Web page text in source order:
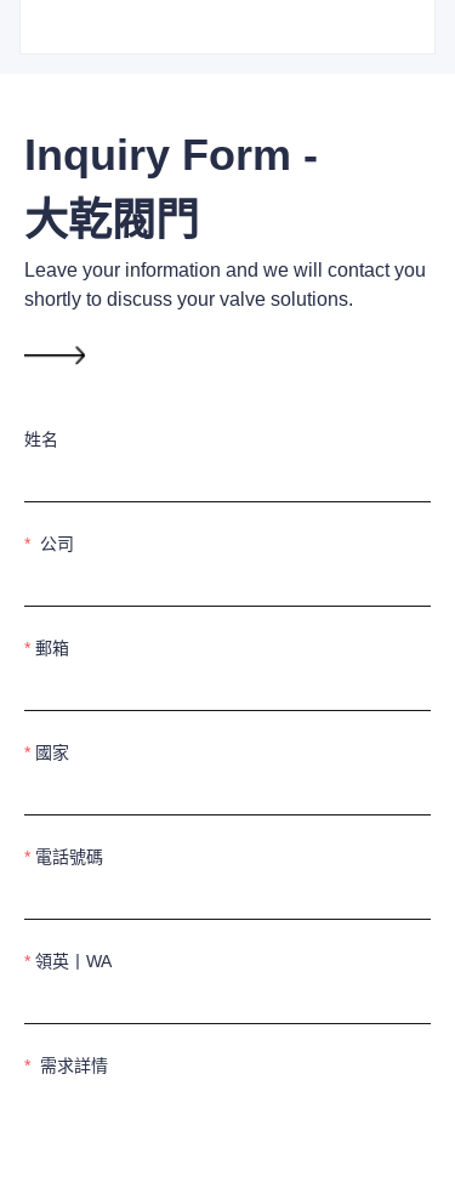
Inquiry Form -
大乾閥門
姓名
公司
郵箱
國家
電話號碼
領英丨WA
需求詳情
Leave your information and we will contact you
shortly to discuss your valve solutions.